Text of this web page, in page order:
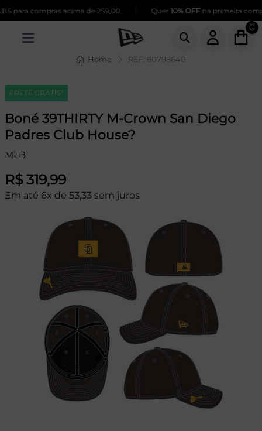
para compras acima de 259,00 Quer10% OFFna primeira
0
Home REF: 60798640
FRETE GRÁTIS*
Boné 39THIRTY M-Crown San Diego
Padres Club House?
MLB
R$ 319,99
Em até 6x de 53,33 sem juros